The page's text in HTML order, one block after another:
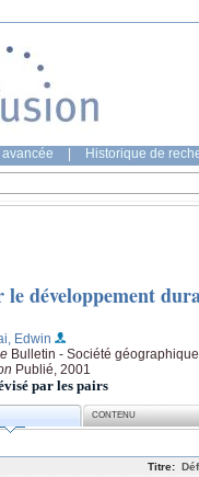
Historique de
développement
Edwin
Bulletin - Société
Publié, 2001
par les pairs
CONTENU
Titre: